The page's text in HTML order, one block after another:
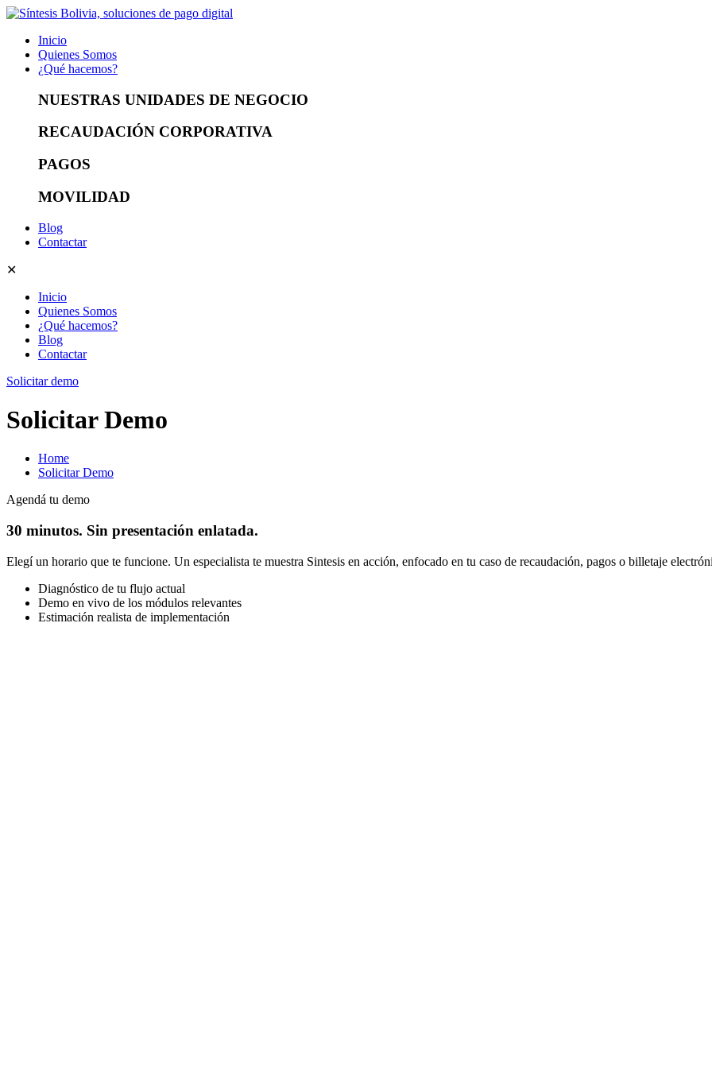
Inicio
Quienes Somos
¿Qué hacemos?
NUESTRAS UNIDADES DE NEGOCIO
RECAUDACIÓN CORPORATIVA
PAGOS
MOVILIDAD
Blog
Contactar
✕
Inicio
Quienes Somos
¿Qué hacemos?
Blog
Contactar
Solicitar demo
Solicitar Demo
Home
Solicitar Demo
Agendá tu demo
30 minutos. Sin presentación enlatada.
Elegí un horario que te funcione. Un especialista te muestra Sintesis en acción, enfocado en tu caso de recaudación, pagos o billetaje
Diagnóstico de tu flujo actual
Demo en vivo de los módulos relevantes
Estimación realista de implementación